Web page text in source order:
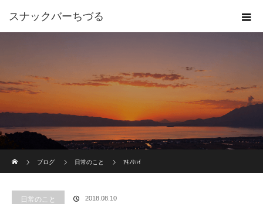
スナックバーちづる
ブログ
日常のこと ｱｷﾉｹﾊｲ
日常のこと 2018.08.10